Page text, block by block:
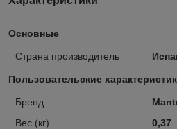
Основные
Страна производитель
Пользовательские
Бренд
Вес (кг)
0,37